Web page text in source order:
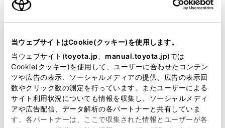
当ウェブサイトはCookie(クッキー)を使用します。
当ウェブサイト(toyota.jp manual.toyota.jp)では
Cookie(クッキー)を使用して、ユーザーに合わせたコンテン
ツや広告の表示、ソーシャルメディアの提供、広告の表示回
数やクリック数の測定を行っています。またユーザーによる
サイト利用状況についても情報を収集し、ソーシャルメディ
アや広告配信、データ解析の各パートナーと共有していま
す。各パートナーは、ここで収集された情報とユーザーが各
5名
3BA-NGX10
全長×全幅×全高
4390×1795×1550mm
ホイールベース ※1
2640mm
トレッド前／後